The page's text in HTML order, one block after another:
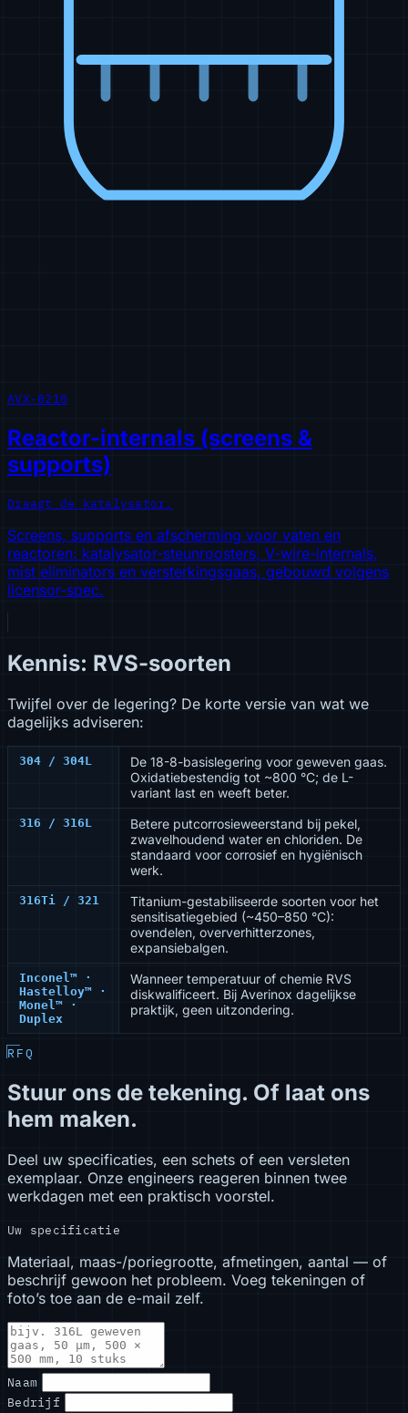
AVX-0210
Reactor-internals (screens &
supports)
Draagt de katalysator.
Screens, supports en afscherming voor vaten en
reactoren: katalysator-steunroosters, V-wire-internals,
mist eliminators en versterkingsgaas, gebouwd volgens
licensor-spec.
Kennis: RVS-soorten
Twijfel over de legering? De korte versie van wat we
dagelijks adviseren:
304 / 304L
De 18-8-basislegering voor geweven gaas.
Oxidatiebestendig tot ~800 °C; de L-
variant last en weeft beter.
316 / 316L
Betere putcorrosieweerstand bij pekel,
zwavelhoudend water en chloriden. De
standaard voor corrosief en hygiënisch
werk.
316Ti / 321
Titanium-gestabiliseerde soorten voor het
sensitisatiegebied (~450–850 °C):
ovendelen, oververhitterzones,
expansiebalgen.
Inconel™ ·
Hastelloy™ ·
Monel™ ·
Duplex
Wanneer temperatuur of chemie RVS
diskwalificeert. Bij Averinox dagelijkse
praktijk, geen uitzondering.
RFQ
Stuur ons de tekening. Of laat ons
hem maken.
Deel uw specificaties, een schets of een versleten
exemplaar. Onze engineers reageren binnen twee
werkdagen met een praktisch voorstel.
Uw specificatie
Materiaal, maas-/poriegrootte, afmetingen, aantal — of
beschrijf gewoon het probleem. Voeg tekeningen of
foto’s toe aan de e-mail zelf.
Naam
Bedrijf